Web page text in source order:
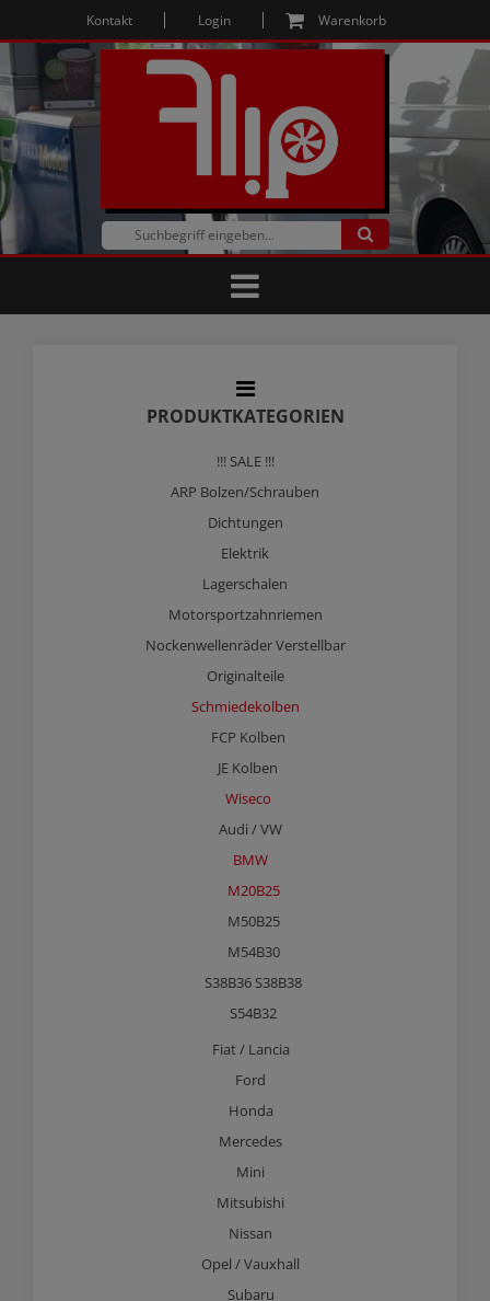
Kontakt Login Warenkorb
PRODUKTKATEGORIEN
!!! SALE !!!
ARP Bolzen/Schrauben
Dichtungen
Elektrik
Lagerschalen
Motorsportzahnriemen
Nockenwellenräder Verstellbar
Originalteile
Schmiedekolben
FCP Kolben
JE Kolben
Wiseco
Audi / VW
BMW
M20B25
M50B25
M54B30
S38B36 S38B38
S54B32
Fiat / Lancia
Ford
Honda
Mercedes
Mini
Mitsubishi
Nissan
Opel / Vauxhall
Subaru